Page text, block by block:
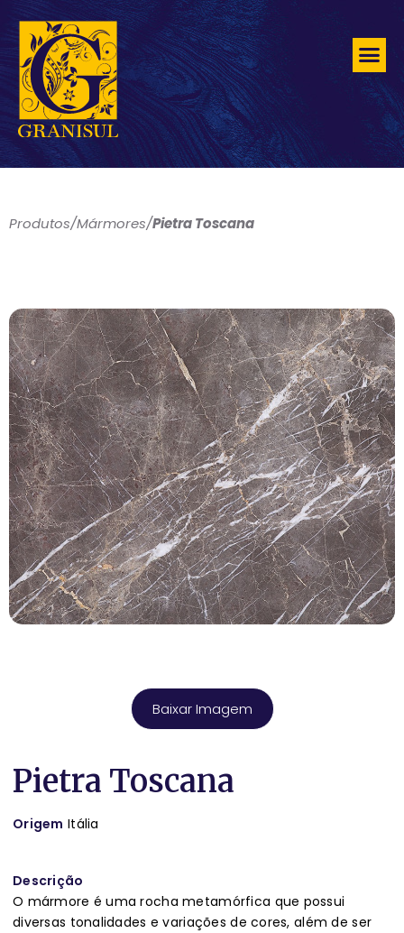
Produtos/Mármores/Pietra Toscana
Baixar Imagem
Pietra Toscana
Origem Itália
Descrição
O mármore é uma rocha metamórfica que possui
diversas tonalidades e variações de cores, além de ser